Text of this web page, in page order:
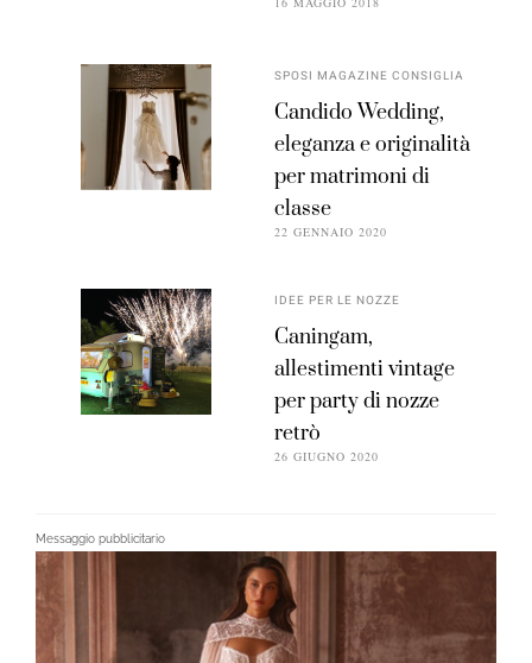
SPOSI MAGAZINE CONSIGLIA
Candido Wedding,
eleganza e originalità
per matrimoni di
classe
22 GENNAIO 2020
IDEE PER LE NOZZE
Caningam,
allestimenti vintage
per party di nozze
retrò
26 GIUGNO 2020
Messaggio pubblicitario